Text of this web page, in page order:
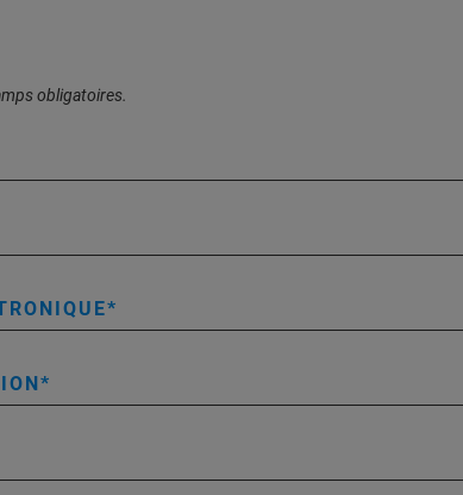
obligatoires.